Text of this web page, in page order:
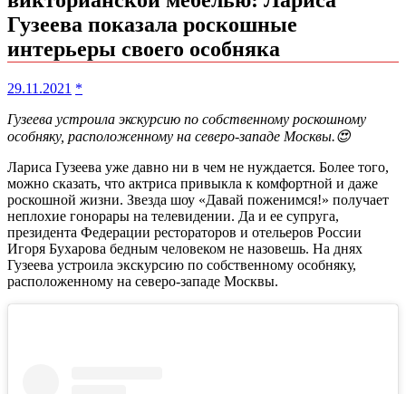
Гузеева показала роскошные
интерьеры своего особняка
29.11.2021 *
Гузеева устроила экскурсию по собственному роскошному
особняку, расположенному на северо-западе Москвы.😍
Лариса Гузеева уже давно ни в чем не нуждается. Более того,
можно сказать, что актриса привыкла к комфортной и даже
роскошной жизни. Звезда шоу «Давай поженимся!» получает
неплохие гонорары на телевидении. Да и ее супруга,
президента Федерации рестораторов и отельеров России
Игоря Бухарова бедным человеком не назовешь. На днях
Гузеева устроила экскурсию по собственному особняку,
расположенному на северо-западе Москвы.